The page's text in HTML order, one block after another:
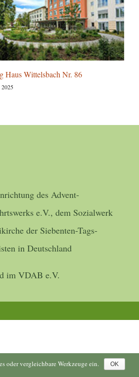
Haus Wittelsbach Nr. 86
2025
des Advent-
e.V., dem Sozialwerk
der Siebenten-Tags-
in Deutschland
im VDAB e.V.
oder vergleichbare Werkzeuge ein.
OK